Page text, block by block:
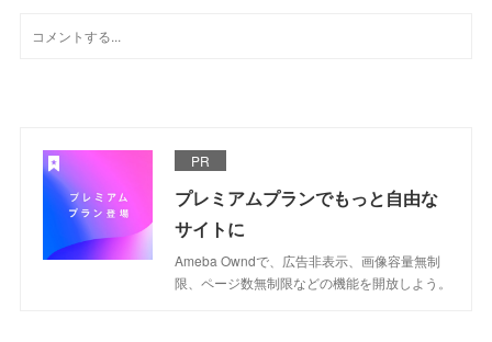
PR
プレミアムプランでもっと自由な
サイトに
Ameba Owndで、広告非表示、画像容量無制
限、ページ数無制限などの機能を開放しよう。